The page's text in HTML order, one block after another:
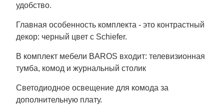
удобство.
Главная особенность комплекта - это контрастный
декор: черный цвет с Schiefer.
В комплект мебели BAROS входит: телевизионная
тумба, комод и журнальный столик
Светодиодное освещение для комода за
дополнительную плату.